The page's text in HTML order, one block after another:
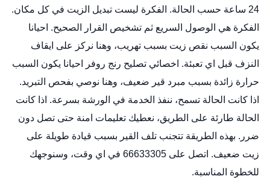
24 ساعة حسب الحالة. الفكرة ليست تبديل الزيت في كل مكان.
الفكرة هي الوصول السريع ثم تشخيص القرار الصحيح. احيانا
يكون السبب نقص زيت بسبب تهريب، وهنا نركز على ايقاف
النزف قبل اي تعبئة. اخصائي تصليح رنج روفر
احيانا يكون السبب
حرارة زائدة بسبب مبرد قير ضعيف، وهنا نوصي بفحص التبريد.
اذا كانت الحالة تسمح، ننفذ الخدمة في الورشة بسرعة. اذا كانت
الحالة طارئة على الطريق، نعطيك تعليمات امنة حتى تصل دون
ضرر. بهذه الطريقة تتجنب تلف القير بسبب قيادة طويلة على
زيت ضعيف. اتصل على 66633305 في اي وقت، وسنوجهك
للخطوة المناسبة.